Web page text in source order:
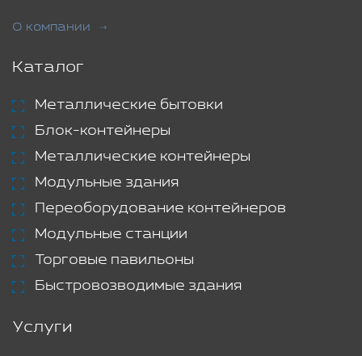
О компании
Каталог
Металлические бытовки
Блок-контейнеры
Металлические контейнеры
Модульные здания
Переоборудование контейнеров
Модульные станции
Торговые павильоны
Быстровозводимые здания
Услуги